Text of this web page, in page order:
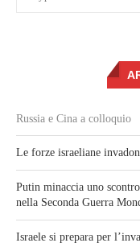
Russia e Cina a colloquio
Le forze israeliane
Putin minaccia uno
nella Seconda Guerra
Israele si prepara per